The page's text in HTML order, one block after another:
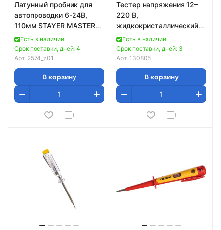
Латунный пробник для
автопроводки 6-24В,
110мм STAYER MASTER
2574_z01
Есть в наличии
Срок поставки, дней: 4
Арт. 2574_z01
В корзину
Тестер напряжения 12–
220 В,
жидкокристаллический
дисплей// Sparta
Есть в наличии
Срок поставки, дней: 3
Арт. 130805
В корзину